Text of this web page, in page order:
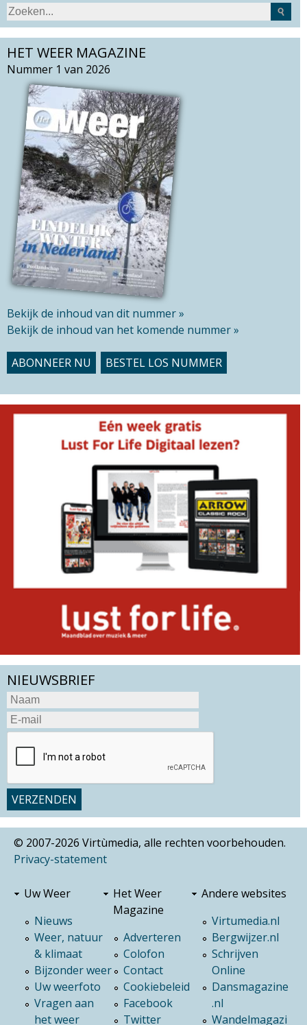
n
e
Z
o
e
k
S
e
r
c
HET WEER MAGAZINE
Nummer 1 van 2026
Bekijk de inhoud van dit nummer »
Bekijk de inhoud van het komende nummer »
ABONNEER NU BESTEL LOS NUMMER
NIEUWSBRIEF
© 2007-2026 Virtùmedia, alle rechten voorbehouden.
Privacy-statement
Uw Weer
Nieuws
Weer, natuur
& klimaat
Bijzonder weer
Uw weerfoto
Vragen aan
het weer
Het Weer
Magazine
Adverteren
Colofon
Contact
Cookiebeleid
Facebook
Twitter
Andere websites
Virtumedia.nl
Bergwijzer.nl
Schrijven
Online
Dansmagazine
.nl
Wandelmagazi